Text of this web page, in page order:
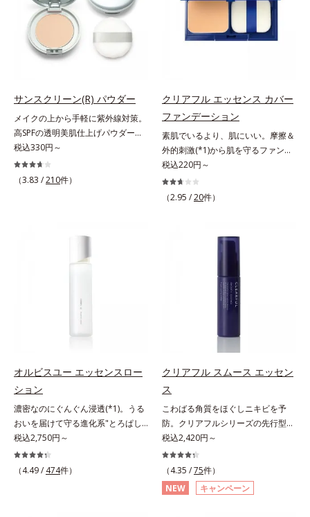
角質。汚れの吸着力が強い3種のク
レイ配合(*3)で、皮脂や古い角質、
毛穴汚れまでスッキリ落として、ず
っと触れていたくなるような、しっ
のニオイや角質が気になる部位に、
る、スペシャルボディケアアイテム
です。落ち着きと深みを感じさせ
る、ウッディの香り。*1 ニオイの
元となる汚れ *2 古い角質 *3 レ
ッドクレイ（イライト、カオリン）
ナイト配合＝洗浄成分
んぱく質や皮脂を溶かして分解。炭
が無数の毛穴に入り込み、溶けた汚
れをパワフルに吸着してすっきり落
な肌に洗い上げます。ツブツブ入り
空気を含ませるので、簡単に泡立て
られます。濃密うるおい泡を洗い流
したあとは大人の肌もつっぱりにく
く、使うたびに毛穴の目立ちにくい
肌(*5)を目指せます。性別問わずお
使いいただけるので、ご夫婦やカッ
つきが気になるところにもお使いい
ただけます。*1 プロテアーゼ、パ
皮脂吸収成分*3 自社品*4 パルミチ
ン酸アスコルビルリン酸3Na配合＝
肌を引き締め、キメを整える成分*5
サンスクリーン(R) パウダー
メイクの上から手軽に紫外線対策。
高SPFの透明美肌仕上げパウダー。
メイクの上から手を汚さずに紫外線
対策ができるUVカットパウダーで
す。“素肌のようななめらかな軽
上からササッとUVカットとお直し
す。毛穴や色ムラをカバーしながら
(*1)」にあります。7種の球状粉体
(*2)が凹凸を埋めて、肌に薄いヴェ
ールをかけるようにカバー。さらに
肌のようなナチュラルなツヤ感を演
出します。また、皮脂を吸着する
「あぶらとりパウダー(*3)」を配合
し、くずれ＆テカリを防いでサラサ
ラ肌が長時間続きます。パウダータ
イプながら、SPF50+・PA++++。パ
ウダーならではの軽いつけごこち
で、日焼け止めが苦手な方にもおす
税込330円～
（3.83 /210件）
クリアフル エッセンス カバー
ファンデーション
素肌でいるより、肌にいい。摩擦＆
外的刺激(*1)から肌を守るファンデ
ーション。肌荒れやニキビがある
と、ファンデーションを塗っていい
か悩むもの。とはいえ、素肌のまま
れしやすい、ニキビができやすい人
こそ、肌負担が少ない低刺激設計の
ファンデーションで守るのがベス
ト。「クリアフル エッセンス カバ
ー ファンデーション」は紫外線吸
収剤不使用のうえ、敏感肌対象パッ
ックテスト済(*3)で、とことん肌の
ことを考えた設計。さらに美容成分
に包まれた水分保持力の高い粉体や
肌をいたわる保湿成分をたっぷり配
合しました。肌にやさしいだけでな
く、毛穴や凸凹、赤みをカバーし
て、自然な陶器肌を叶えます。*1
乾燥など*2 すべての人に皮膚刺激
がおきないというわけではありませ
ん*3 すべての人にコメド（ニキビ
税込220円～
（2.95 /20件）
オルビスユー エッセンスロー
ション
濃密なのにぐんぐん浸透(*1)。うる
おいを届けて守る進化系"とろぱし
ゃ"ローション。7000種を超える成
分から厳選し、「うるおいの質
(*1)」に着目した初期エイジングケ
税込2,750円～
（4.49 / 474件）
クリアフル スムース エッセン
ス
こわばる角質をほぐしニキビを予
防。クリアフルシリーズの先行型美
容液。くり返しニキビの根本原因と
毛穴の両方にアプローチする、薬用
ニキビスキンケア「クリアフルシリ
ーズ」の先行型美容液です。こわば
った角質をやわらかくほぐし、毛穴
税込2,420円～
（4.35 /75件）
NEW
キャンペーン